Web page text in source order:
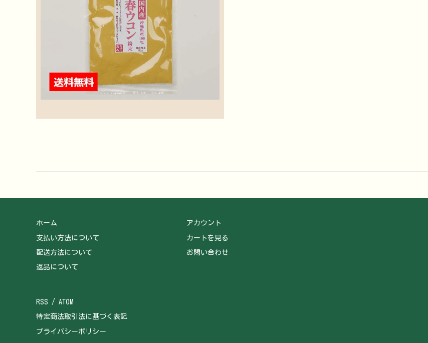
ホーム
支払い方法について
配送方法について
返品について
アカウント
カートを見る
お問い合わせ
RSS / ATOM
特定商法取引法に基づく表記
プライバシーポリシー